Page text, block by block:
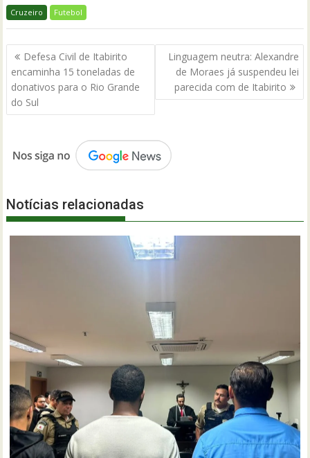
Cruzeiro Futebol
Navegação
de
Post
Defesa Civil de Itabirito
encaminha 15 toneladas de
donativos para o Rio Grande
do Sul
Linguagem neutra: Alexandre
de Moraes já suspendeu lei
parecida com de Itabirito
Notícias relacionadas